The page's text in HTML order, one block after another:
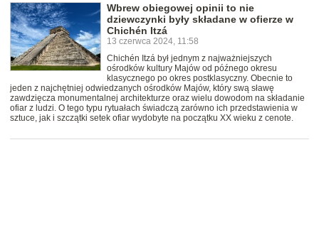
Wbrew obiegowej opinii to nie
dziewczynki były składane w ofierze w
Chichén Itzá
13 czerwca 2024, 11:58
Chichén Itzá był jednym z najważniejszych
ośrodków kultury Majów od późnego okresu
klasycznego po okres postklasyczny. Obecnie to
jeden z najchętniej odwiedzanych ośrodków Majów, który swą sławę
zawdzięcza monumentalnej architekturze oraz wielu dowodom na składanie
ofiar z ludzi. O tego typu rytuałach świadczą zarówno ich przedstawienia w
sztuce, jak i szczątki setek ofiar wydobyte na początku XX wieku z cenote.